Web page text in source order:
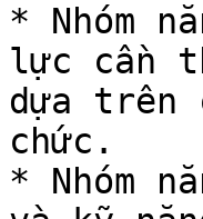
* Nhóm
lực cần
dựa
chức.
* Nhóm